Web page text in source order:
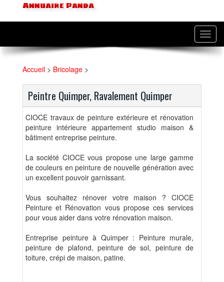
Annuaire Panda
Accueil > Bricolage >
Peintre Quimper, Ravalement Quimper
CIOCE travaux de peinture extérieure et rénovation
peinture intérieure appartement studio maison &
bâtiment entreprise peinture.
La société CIOCE vous propose une large gamme
de couleurs en peinture de nouvelle génération avec
un excellent pouvoir garnissant.
Vous souhaitez rénover votre maison ? CIOCE
Peinture et Rénovation vous propose ces services
pour vous aider dans votre rénovation maison.
Entreprise peinture à Quimper : Peinture murale,
peinture de plafond, peinture de sol, peinture de
toiture, crépi de maison, patine.